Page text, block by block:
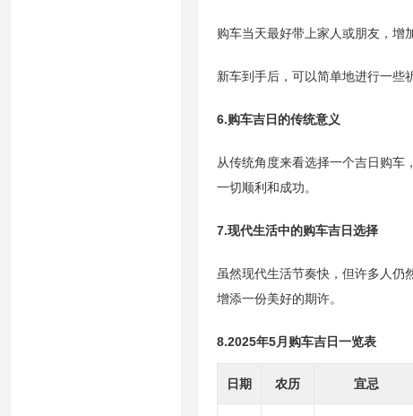
购车当天最好带上家人或朋友，增
新车到手后，可以简单地进行一些
6.购车吉日的传统意义
从传统角度来看选择一个吉日购车
一切顺利和成功。
7.现代生活中的购车吉日选择
虽然现代生活节奏快，但许多人仍
增添一份美好的期许。
8.2025年5月购车吉日一览表
日期 农历 宜忌